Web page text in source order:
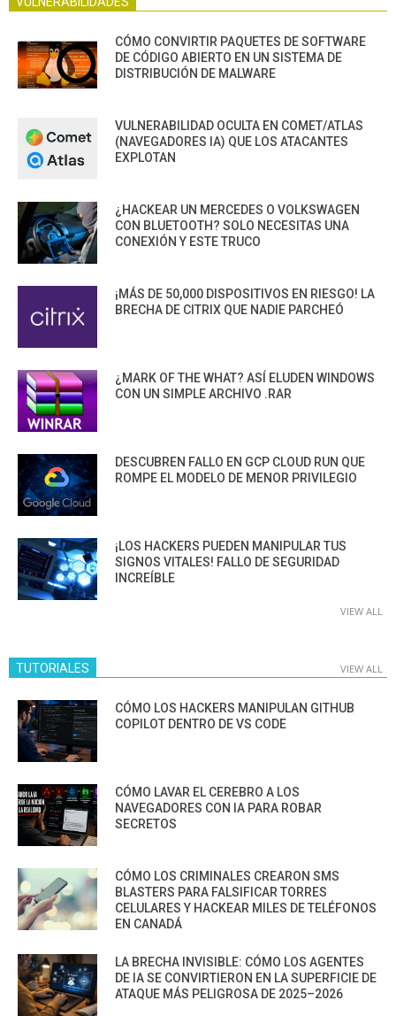
CÓMO CONVIRTIR PAQUETES DE SOFTWARE
DE CÓDIGO ABIERTO EN UN SISTEMA DE
DISTRIBUCIÓN DE MALWARE
VULNERABILIDAD OCULTA EN COMET/ATLAS
(NAVEGADORES IA) QUE LOS ATACANTES
EXPLOTAN
¿HACKEAR UN MERCEDES O VOLKSWAGEN
CON BLUETOOTH? SOLO NECESITAS UNA
CONEXIÓN Y ESTE TRUCO
¡MÁS DE 50,000 DISPOSITIVOS EN RIESGO! LA
BRECHA DE CITRIX QUE NADIE PARCHEÓ
¿MARK OF THE WHAT? ASÍ ELUDEN WINDOWS
CON UN SIMPLE ARCHIVO .RAR
DESCUBREN FALLO EN GCP CLOUD RUN QUE
ROMPE EL MODELO DE MENOR PRIVILEGIO
¡LOS HACKERS PUEDEN MANIPULAR TUS
SIGNOS VITALES! FALLO DE SEGURIDAD
INCREÍBLE
VIEW ALL
TUTORIALES VIEW ALL
CÓMO LOS HACKERS MANIPULAN GITHUB
COPILOT DENTRO DE VS CODE
CÓMO LAVAR EL CEREBRO A LOS
NAVEGADORES CON IA PARA ROBAR
SECRETOS
CÓMO LOS CRIMINALES CREARON SMS
BLASTERS PARA FALSIFICAR TORRES
CELULARES Y HACKEAR MILES DE TELÉFONOS
EN CANADÁ
LA BRECHA INVISIBLE: CÓMO LOS AGENTES
DE IA SE CONVIRTIERON EN LA SUPERFICIE DE
ATAQUE MÁS PELIGROSA DE 2025–2026